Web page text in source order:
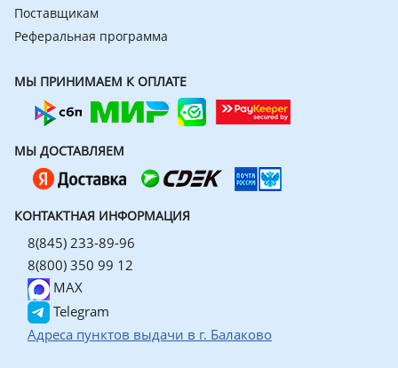
Поставщикам
Реферальная программа
МЫ ПРИНИМАЕМ К ОПЛАТЕ
МЫ ДОСТАВЛЯЕМ
КОНТАКТНАЯ ИНФОРМАЦИЯ
8(845) 233-89-96
8(800) 350 99 12
MAX
Telegram
Адреса пунктов выдачи в г. Балаково